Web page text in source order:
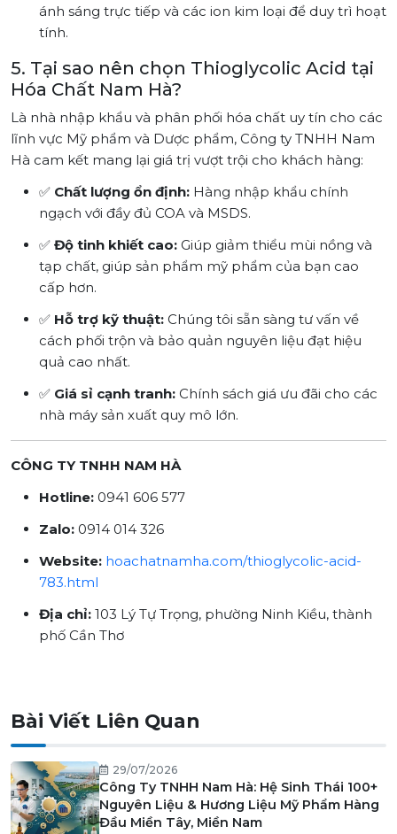
ánh sáng trực tiếp và các ion kim loại để duy trì hoạt
tính.
5. Tại sao nên chọn Thioglycolic Acid tại
Hóa Chất Nam Hà?
Là nhà nhập khẩu và phân phối hóa chất uy tín cho các
lĩnh vực Mỹ phẩm và Dược phẩm, Công ty TNHH Nam
Hà cam kết mang lại giá trị vượt trội cho khách hàng:
✅ Chất lượng ổn định: Hàng nhập khẩu chính
ngạch với đầy đủ COA và MSDS.
✅ Độ tinh khiết cao: Giúp giảm thiểu mùi nồng và
tạp chất, giúp sản phẩm mỹ phẩm của bạn cao
cấp hơn.
✅ Hỗ trợ kỹ thuật: Chúng tôi sẵn sàng tư vấn về
cách phối trộn và bảo quản nguyên liệu đạt hiệu
quả cao nhất.
✅ Giá sỉ cạnh tranh: Chính sách giá ưu đãi cho các
nhà máy sản xuất quy mô lớn.
CÔNG TY TNHH NAM HÀ
Hotline: 0941 606 577
Zalo: 0914 014 326
Website: hoachatnamha.com/thioglycolic-acid-
783.html
Địa chỉ: 103 Lý Tự Trọng, phường Ninh Kiều, thành
phố Cần Thơ
Bài Viết Liên Quan
29/07/2026
Công Ty TNHH Nam Hà: Hệ Sinh Thái 100+
Nguyên Liệu & Hương Liệu Mỹ Phẩm Hàng
Đầu Miền Tây, Miền Nam